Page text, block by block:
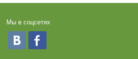
Мы в соцсетях